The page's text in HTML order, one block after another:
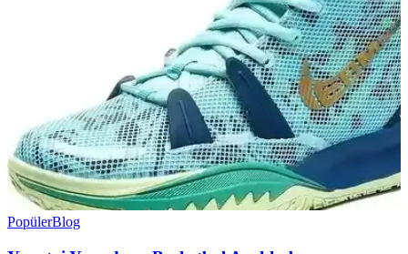
PopülerBlog